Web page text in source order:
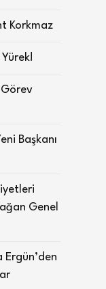
Korkmaz
Başkanı
Genel
Ergün’den